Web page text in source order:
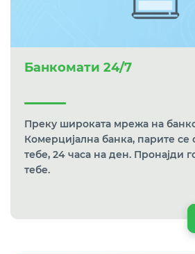
Банкомати 24/7
Преку широката мрежа на
Комерцијална банка, парите се
тебе, 24 часа на ден. Пронајди
тебе.